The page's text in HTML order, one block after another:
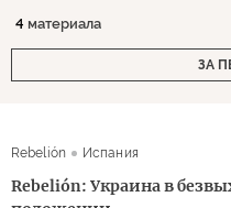
4 материала
ЗА
Rebelión Испания
Rebelión: Украина в